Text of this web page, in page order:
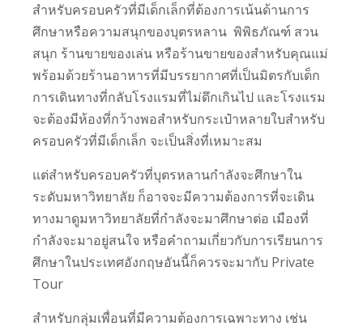
สำหรับครอบครัวที่มีเด็กเล็กที่ต้องการเน้นด้านการ
ศึกษาหรือความสนุกของบุตรหลาน พิพิธภัณฑ์ สวน
สนุก ร้านขายของเล่น หรือร้านขายของสำหรับคุณแม่
พร้อมด้วยร้านอาหารที่มีบรรยากาศที่เป็นมิตรกับเด็ก
การเดินทางที่กลับโรงแรมที่ไม่ดึกเกินไป และโรงแรม
จะต้องมีห้องที่กว้างพอสำหรับกระเป๋าหลายใบสำหรับ
ครอบครัวที่มีเด็กเล็ก จะเป็นสิ่งที่เหมาะสม
แต่สำหรับครอบครัวที่บุตรหลานกำลังจะศึกษาใน
ระดับมหาวิทยาลัย ก็อาจจะมีความต้องการที่จะเดิน
ทางมาดูมหาวิทยาลัยที่กำลังจะมาศึกษาต่อ เมืองที่
กำลังจะมาอยู่สนใจ หรือคำถามเกี่ยวกับการเรียนการ
ศึกษาในประเทศอังกฤษอันนี้ก็ควรจะมากับ Private
Tour
สำหรับกลุ่มเพื่อนที่มีความต้องการเฉพาะทาง เช่น